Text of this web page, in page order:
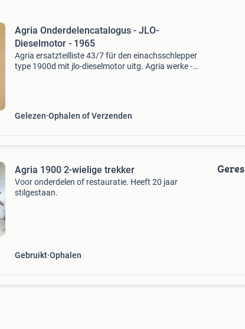
Agria Onderdelencatalogus - JLO-
Dieselmotor - 1965
Agria ersatzteilliste 43/7 für den einachsschlepper
type 1900d mit jlo-dieselmotor uitg. Agria werke -
Gelezen Ophalen of Verzenden
Agria 1900 2-wielige trekker
Voor onderdelen of restauratie. Heeft 20 jaar
stilgestaan.
Gebruikt Ophalen